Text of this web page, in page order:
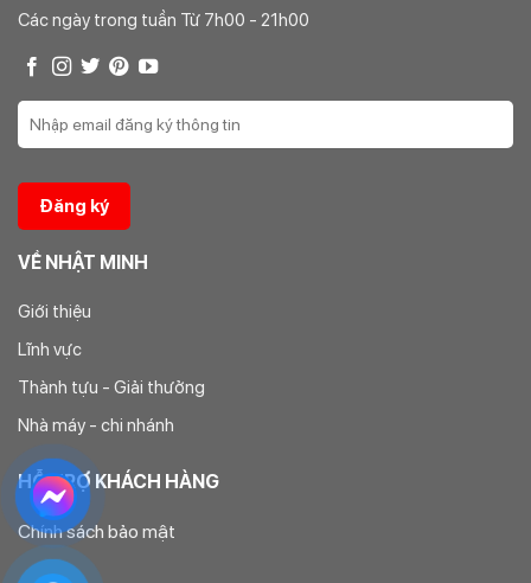
Các ngày trong tuần Từ 7h00 - 21h00
VỀ NHẬT MINH
Giới thiệu
Lĩnh vực
Thành tựu - Giải thưởng
Nhà máy - chi nhánh
HỖ TRỢ KHÁCH HÀNG
Chính sách bảo mật